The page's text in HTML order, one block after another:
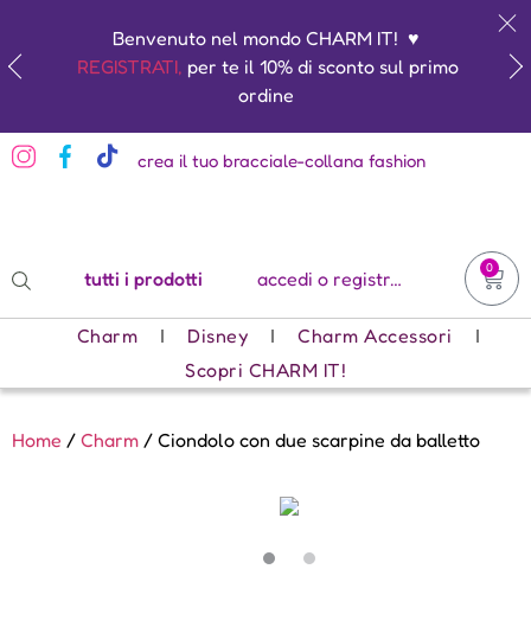
Benvenuto nel mondo CHARM IT! ♥️
REGISTRATI, per te il 10% di sconto sul primo
ordine
crea il tuo bracciale-collana fashion
tutti i prodotti accedi o registrati 0
Charm Disney
Charm Accessori
Scopri CHARM IT!
Home / Charm / Ciondolo con due scarpine da balletto